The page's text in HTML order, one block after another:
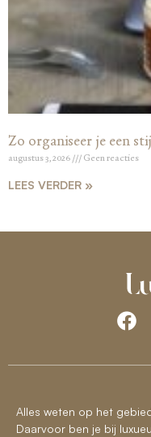
Zo organiseer je een
augustus 3, 2026 Geen reacties
LEES VERDER »
Alles weten op het
Daarvoor ben je bij